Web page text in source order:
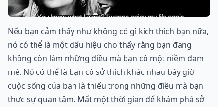
Nếu bạn cảm thấy như không có gì kích thích bạn nữa,
nó có thể là một dấu hiệu cho thấy rằng bạn đang
không còn làm những điều mà bạn có một niềm đam
mê. Nó có thể là bạn có sở thích khác nhau bây giờ
cuộc sống của bạn là thiếu trong những điều mà bạn
thực sự quan tâm. Mất một thời gian để khám phá sở